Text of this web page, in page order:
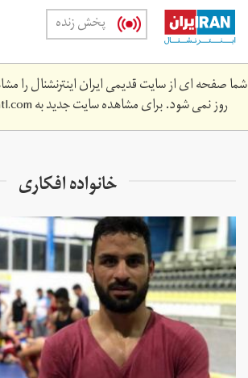
Skip
main
content
پخش زنده
شما صفحه ای از سایت قدیمی ایران اینترنشنال را
روز نمی شود. برای مشاهده سایت جدید به
خانواده افکاری